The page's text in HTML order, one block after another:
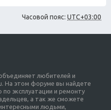
Часовой пояс: UTC+03:00
любителей и
На этом форуме вы найдете
эксплуатации и ремонту
а так же сможете
людьми,